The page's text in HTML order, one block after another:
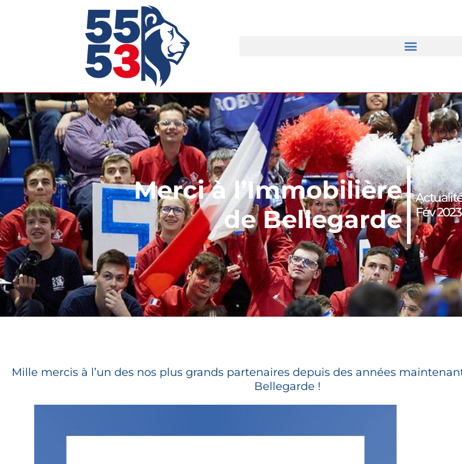
Merci à l’Immobilière
de Bellegarde
Fév 2023
Mille mercis à l’un des nos plus grands partenaires depuis des années
Bellegarde !